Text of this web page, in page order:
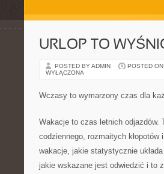
URLOP TO
POSTED BY ADMIN POSTED
WYŁĄCZONA
Wczasy to wymarzony czas dla
Wakacje to czas letnich odjazdów.
codziennego, rozmaitych
wakacje, jakie statystycznie
jakie wskazane jest odwiedzić i to